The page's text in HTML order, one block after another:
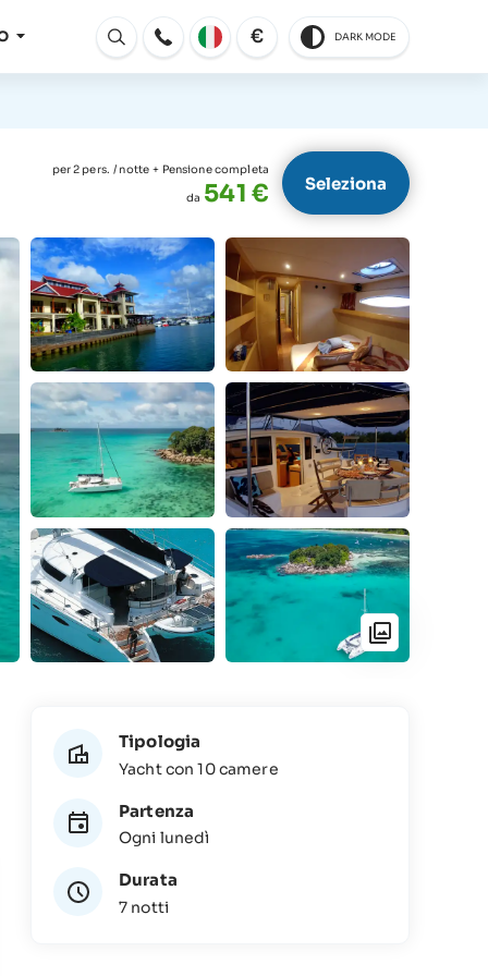
Aperto
€ DARK MODE
per 2 pers. / notte + Pensione completa
da 541 € Seleziona
Tipologia
Yacht con 10 camere
Partenza
Ogni lunedì
Durata
7 notti